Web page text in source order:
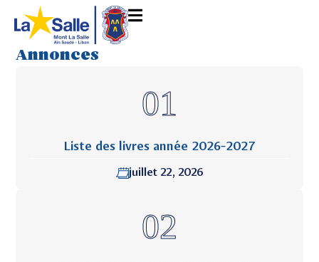
Annonces
Liste des livres année 2026-2027
juillet 22, 2026